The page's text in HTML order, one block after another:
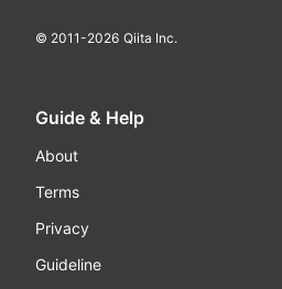
© 2011-2026 Qiita Inc.
Guide & Help
About
Terms
Privacy
Guideline